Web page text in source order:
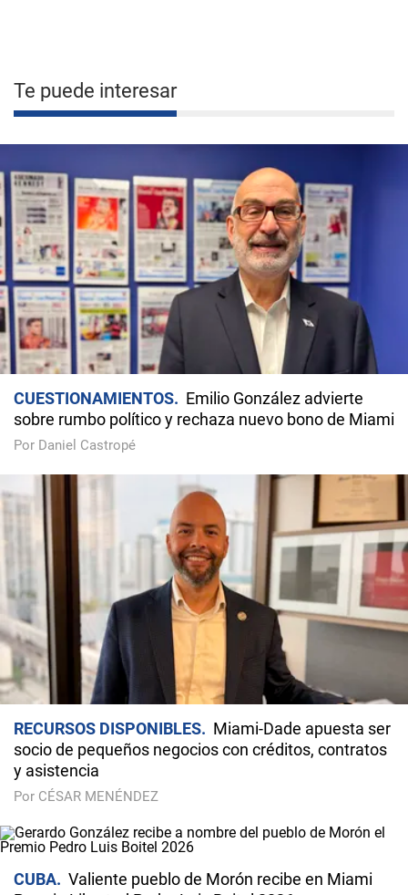
Te puede interesar
CUESTIONAMIENTOS
Emilio González advierte
sobre rumbo político y rechaza nuevo bono de Miami
Por Daniel Castropé
RECURSOS DISPONIBLES
Miami-Dade apuesta ser
socio de pequeños negocios con créditos, contratos
y asistencia
Por CÉSAR MENÉNDEZ
CUBA
Valiente pueblo de Morón recibe en Miami